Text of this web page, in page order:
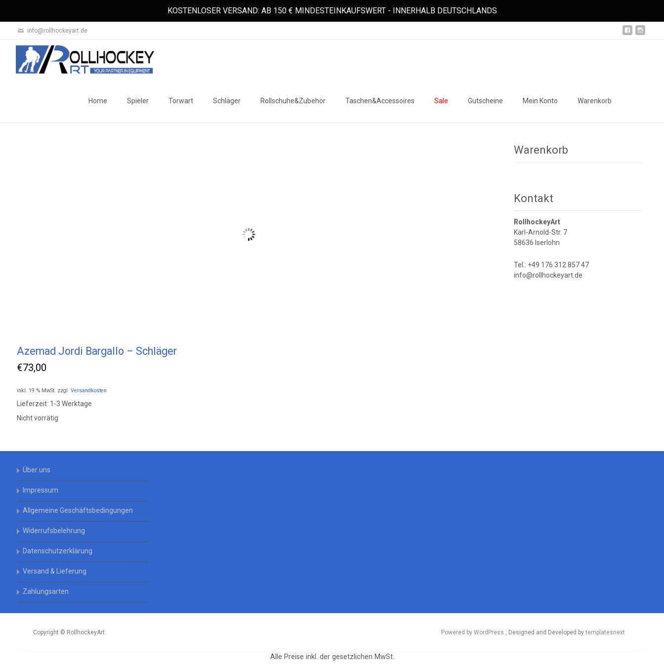
KOSTENLOSER VERSAND: AB 150 € MINDESTEINKAUFSWERT - INNERHALB DEUTSCHLANDS
info@rollhockeyart.de
Home Spieler Torwart Schläger Rollschuhe&Zubehör Taschen&Accessoires Sale Gutscheine Mein Konto Warenkorb
Azemad Jordi Bargallo – Schläger
€73,00
inkl. 19 % MwSt. zzgl. Versandkosten
Lieferzeit: 1-3 Werktage
Nicht vorrätig
Warenkorb
Kontakt
RollhockeyArt
Karl-Arnold-Str. 7
58636 Iserlohn
Tel.: +49 176 312 857 47
info@rollhockeyart.de
Über uns
Impressum
Allgemeine Geschäftsbedingungen
Widerrufsbelehrung
Datenschutzerklärung
Versand & Lieferung
Zahlungsarten
Copyright © RollhockeyArt Powered by WordPress , Designed and Developed bytemplatesnext
Alle Preise inkl. der gesetzlichen MwSt.